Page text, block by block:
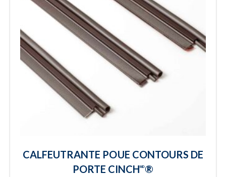
CALFEUTRANTE POUE CONTOURS DE
PORTE CINCHᴹᴰ®